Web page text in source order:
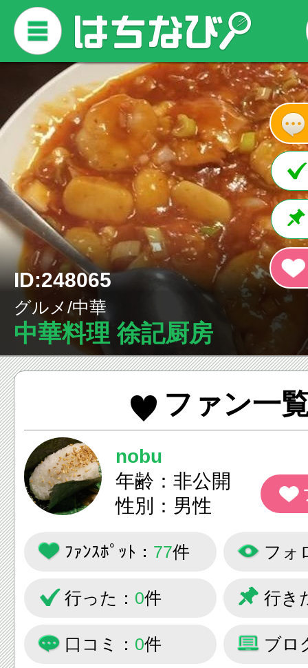
ID:248065
グルメ/中華
中華料理 徐記厨房
ファン一
nobu
年齢：非公開
性別：男性
ﾌｧﾝｽﾎﾟｯﾄ： 77件 フォ
行った： 0件 行き
口コミ： 0件 ブロ